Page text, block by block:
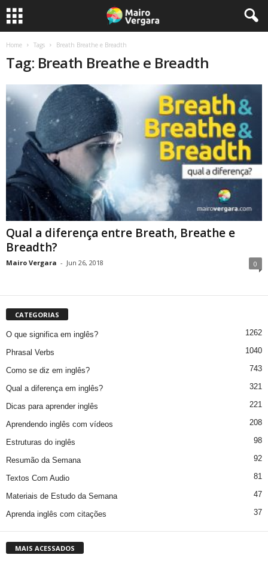
Home Tags Breath Breathe e Breadth
Tag: Breath Breathe e Breadth
Qual a diferença entre Breath, Breathe e
Breadth?
Mairo Vergara - Jun 26, 2018 0
CATEGORIAS
O que significa em inglês? 1262
Phrasal Verbs 1040
Como se diz em inglês? 743
Qual a diferença em inglês? 321
Dicas para aprender inglês 221
Aprendendo inglês com vídeos 208
Estruturas do inglês 98
Resumão da Semana 92
Textos Com Audio 81
Materiais de Estudo da Semana 47
Aprenda inglês com citações 37
MAIS ACESSADOS